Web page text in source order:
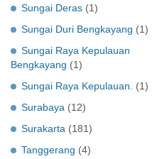
Sungai Deras (1)
Sungai Duri Bengkayang (1)
Sungai Raya Kepulauan
Bengkayang (1)
Sungai Raya Kepulauan.
(1)
Surabaya (12)
Surakarta (181)
Tanggerang (4)